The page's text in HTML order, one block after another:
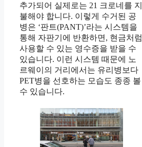
추가되어 실제로는 21 크로네를 지
불해야 합니다. 이렇게 수거된 공
병은 ‘판트(PANT)’라는 시스템을
통해 자판기에 반환하면, 현금처럼
사용할 수 있는 영수증을 받을 수
있습니다. 이런 시스템 때문에 노
르웨이의 거리에서는 유리병보다
PET병을 선호하는 모습도 종종 볼
수 있습니다.